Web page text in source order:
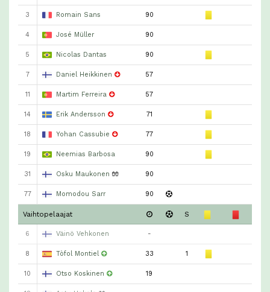
3 Romain Sans 90
4 José Müller 90
5 Nicolas Dantas 90
7 Daniel Heikkinen 57
11 Martim Ferreira 57
14 Erik Andersson 71
18 Yohan Cassubie 77
19 Neemias Barbosa 90
31 Osku Maukonen 🧤 90
77 Momodou Sarr 90
Vaihtopelaajat S
6 Väinö Vehkonen -
8 Tòfol Montiel 33 1
10 Otso Koskinen 19